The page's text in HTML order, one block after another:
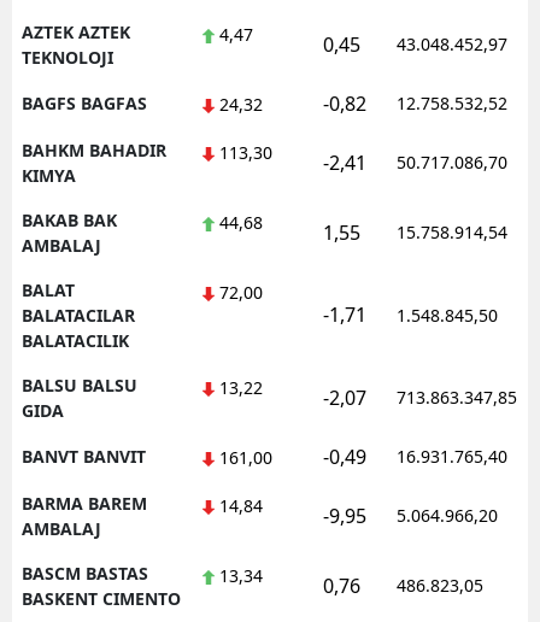
AZTEK AZTEK
TEKNOLOJI
4,47 0,45 43.048.452,97
BAGFS BAGFAS 24,32 -0,82 12.758.532,52
BAHKM BAHADIR
KIMYA
113,30 -2,41 50.717.086,70
BAKAB BAK
AMBALAJ
44,68 1,55 15.758.914,54
BALAT
BALATACILAR
BALATACILIK
72,00
-1,71 1.548.845,50
BALSU BALSU
GIDA
13,22 -2,07 713.863.347,85
BANVT BANVIT 161,00 -0,49 16.931.765,40
BARMA BAREM
AMBALAJ
14,84 -9,95 5.064.966,20
BASCM BASTAS
BASKENT CIMENTO
13,34 0,76 486.823,05